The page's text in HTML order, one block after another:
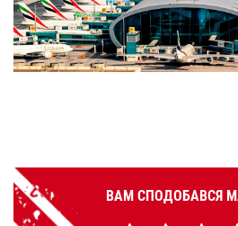
ВАМ СПОДОБАВСЯ